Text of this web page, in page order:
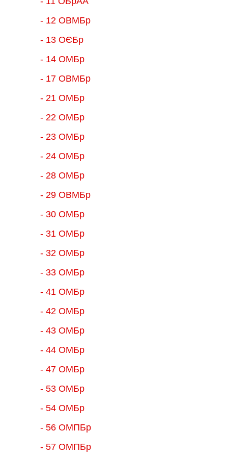
- 12 ОВМБр
- 13 ОЄБр
- 14 ОМБр
- 17 ОВМБр
- 21 ОМБр
- 22 ОМБр
- 23 ОМБр
- 24 ОМБр
- 28 ОМБр
- 29 ОВМБр
- 30 ОМБр
- 31 ОМБр
- 32 ОМБр
- 33 ОМБр
- 41 ОМБр
- 42 ОМБр
- 43 ОМБр
- 44 ОМБр
- 47 ОМБр
- 53 ОМБр
- 54 ОМБр
- 56 ОМПБр
- 57 ОМПБр